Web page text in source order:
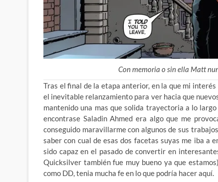
Con memoria o sin ella Matt
Tras el final de la etapa anterior, en la que mi
el inevitable relanzamiento para ver hacia que
mantenido una mas que solida trayectoria a lo
encontrase Saladin Ahmed era algo que me
conseguido maravillarme con algunos de sus
saber con cual de esas dos facetas suyas me iba a
sido capaz en el pasado de convertir en
Quicksilver también fue muy bueno ya que
como DD, tenia mucha fe en lo que podría hacer aquí.